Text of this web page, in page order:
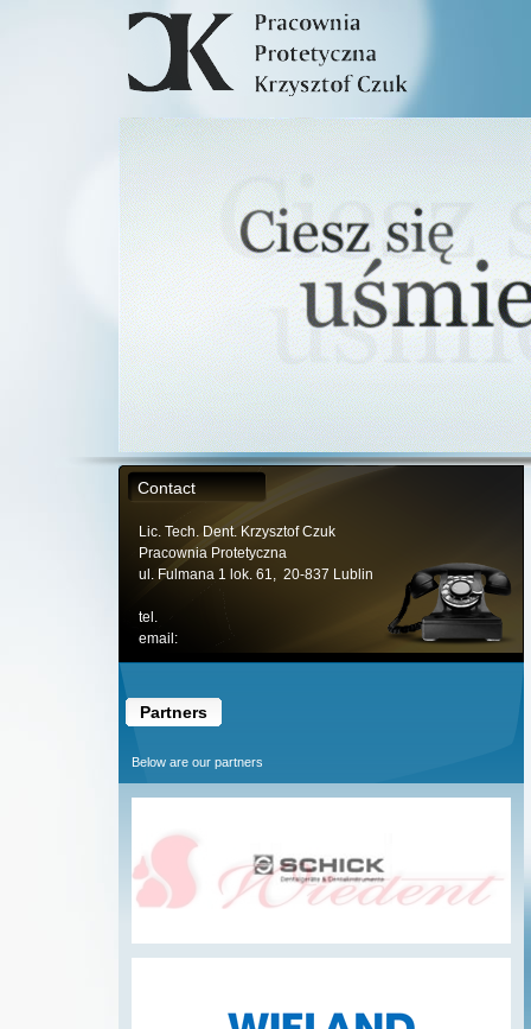
Contact
Lic. Tech. Dent. Krzysztof Czuk
Pracownia Protetyczna
ul. Fulmana 1 lok. 61, 20-837 Lublin
tel.
email:
Partners
Below are our partners